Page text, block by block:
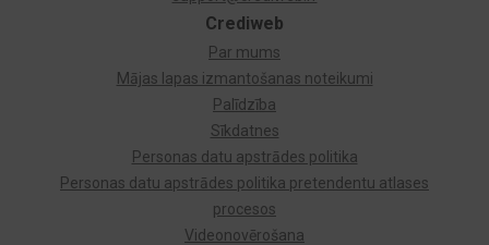
Crediweb
Par mums
Mājas lapas izmantošanas noteikumi
Palīdzība
Sīkdatnes
Personas datu apstrādes politika
Personas datu apstrādes politika pretendentu atlases
procesos
Videonovērošana